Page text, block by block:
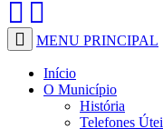
MENU PRINCIPAL
Início
O Município
História
Telefones